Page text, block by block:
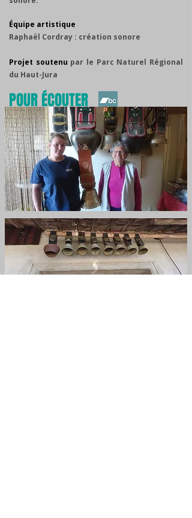
Équipe artistique
Raphaël Cordray : création sonore
Projet soutenu par le Parc Naturel Régional
du Haut-Jura
POUR ÉCOUTER